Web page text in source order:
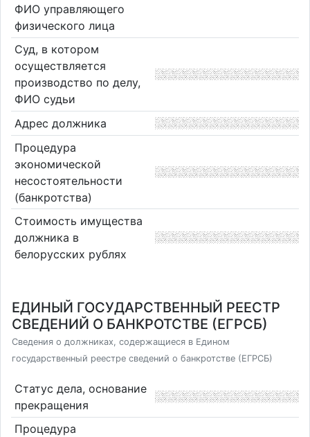
ФИО управляющего
физического лица
Суд, в котором
осуществляется
производство по делу,
ФИО судьи
Адрес должника
Процедура
экономической
несостоятельности
(банкротства)
Стоимость имущества
должника в
белорусских рублях
ЕДИНЫЙ ГОСУДАРСТВЕННЫЙ РЕЕСТР
СВЕДЕНИЙ О БАНКРОТСТВЕ (ЕГРСБ)
Сведения о должниках, содержащиеся в Едином
государственный реестре сведений о банкротстве (ЕГРСБ)
Статус дела, основание
прекращения
Процедура